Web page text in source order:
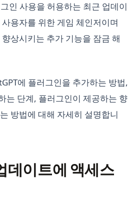
인 사용을 허용하는 최근 업데이
용자를 위한 게임 체인저이며
상시키는 추가 기능을 잠금 해
에 플러그인을 추가하는 방법,
는 단계, 플러그인이 제공하는 향
방법에 대해 자세히 설명합니
데이트에 액세스